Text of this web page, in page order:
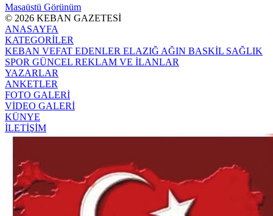
Masaüstü Görünüm
© 2026 KEBAN GAZETESİ
ANASAYFA
KATEGORİLER
KEBAN VEFAT EDENLER ELAZIĞ AĞIN BASKİL SAĞLIK
SPOR GÜNCEL REKLAM VE İLANLAR
YAZARLAR
ANKETLER
FOTO GALERİ
VİDEO GALERİ
KÜNYE
İLETİŞİM